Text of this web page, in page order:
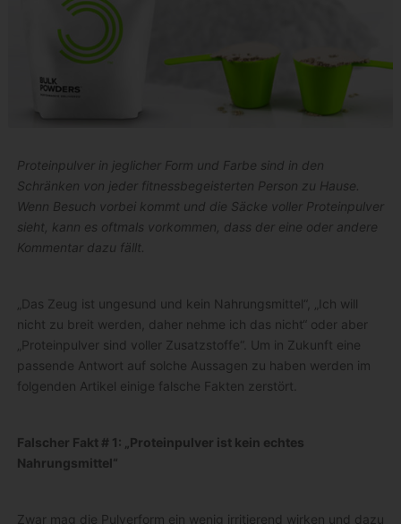
Proteinpulver in jeglicher Form und Farbe sind in den
Schränken von jeder fitnessbegeisterten Person zu Hause.
Wenn Besuch vorbei kommt und die Säcke voller Proteinpulver
sieht, kann es oftmals vorkommen, dass der eine oder andere
Kommentar dazu fällt.
„Das Zeug ist ungesund und kein Nahrungsmittel“, „Ich will
nicht zu breit werden, daher nehme ich das nicht“ oder aber
„Proteinpulver sind voller Zusatzstoffe“. Um in Zukunft eine
passende Antwort auf solche Aussagen zu haben werden im
folgenden Artikel einige falsche Fakten zerstört.
Falscher Fakt # 1: „Proteinpulver ist kein echtes
Nahrungsmittel“
Zwar mag die Pulverform ein wenig irritierend wirken und dazu